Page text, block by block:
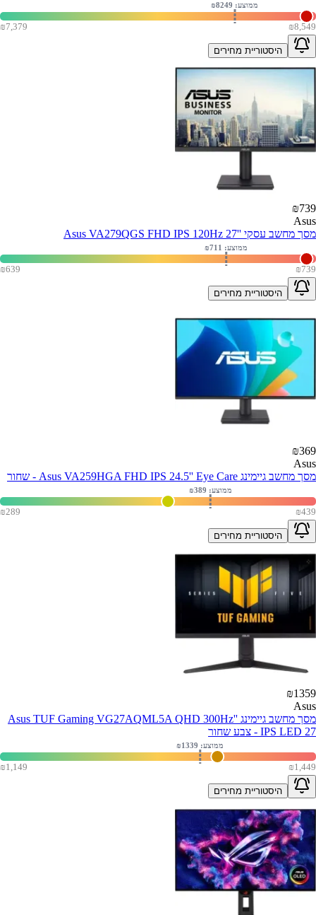
₪7,379 ₪8,549
ממוצע: ₪ 8249
היסטוריית מחירים
₪739
Asus
מסך מחשב עסקי ''Asus VA279QGS FHD IPS 120Hz 27
₪639 ₪739
ממוצע: ₪ 711
היסטוריית מחירים
₪369
Asus
מסך מחשב גיימינג Asus VA259HGA FHD IPS 24.5'' Eye Care - שחור
₪289 ₪439
ממוצע: ₪ 389
היסטוריית מחירים
₪1359
Asus
מסך מחשב גיימינג ''Asus TUF Gaming VG27AQML5A QHD 300Hz
IPS LED 27 - צבע שחור
₪1,149 ₪1,449
ממוצע: ₪ 1339
היסטוריית מחירים